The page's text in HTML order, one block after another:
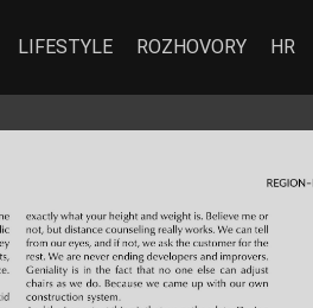
LIFESTYLE ROZHOVORY HR